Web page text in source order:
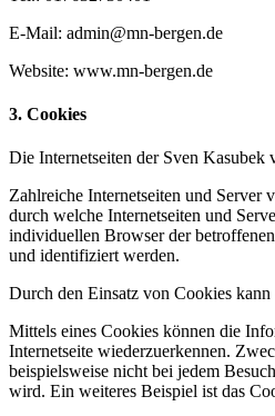
E-Mail: admin@mn-bergen.de
Website: www.mn-bergen.de
3. Cookies
Die Internetseiten der Sven Kasubek
Zahlreiche Internetseiten und Server
durch welche Internetseiten und
individuellen Browser der
und identifiziert werden.
Durch den Einsatz von Cookies
Mittels eines Cookies können die
Internetseite wiederzuerkennen.
beispielsweise nicht bei jedem
wird. Ein weiteres Beispiel ist das